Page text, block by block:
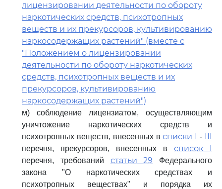
лицензировании деятельности по обороту
наркотических средств, психотропных
веществ и их прекурсоров, культивированию
наркосодержащих растений" (вместе с
"Положением о лицензировании
деятельности по обороту наркотических
средств, психотропных веществ и их
прекурсоров, культивированию
наркосодержащих растений")
м) соблюдение лицензиатом, осуществляющим
уничтожение наркотических средств и
психотропных веществ, внесенных всписки I - III
перечня, прекурсоров, внесенных в список I
перечня, требований статьи 29 Федерального
закона "О наркотических средствах и
психотропных веществах" и порядка их